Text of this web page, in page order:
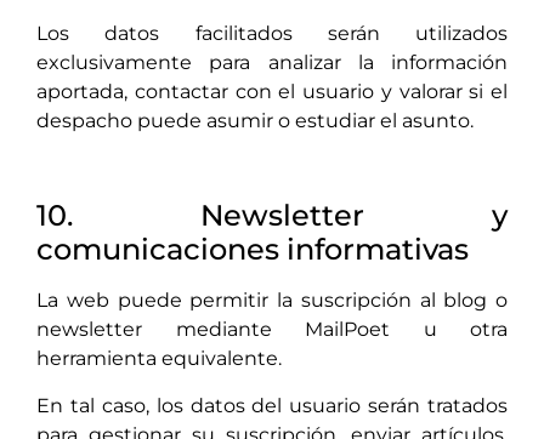
Los datos facilitados serán utilizados
exclusivamente para analizar la información
aportada, contactar con el usuario y valorar si el
despacho puede asumir o estudiar el asunto.
10. Newsletter y
comunicaciones informativas
La web puede permitir la suscripción al blog o
newsletter mediante MailPoet u otra
herramienta equivalente.
En tal caso, los datos del usuario serán tratados